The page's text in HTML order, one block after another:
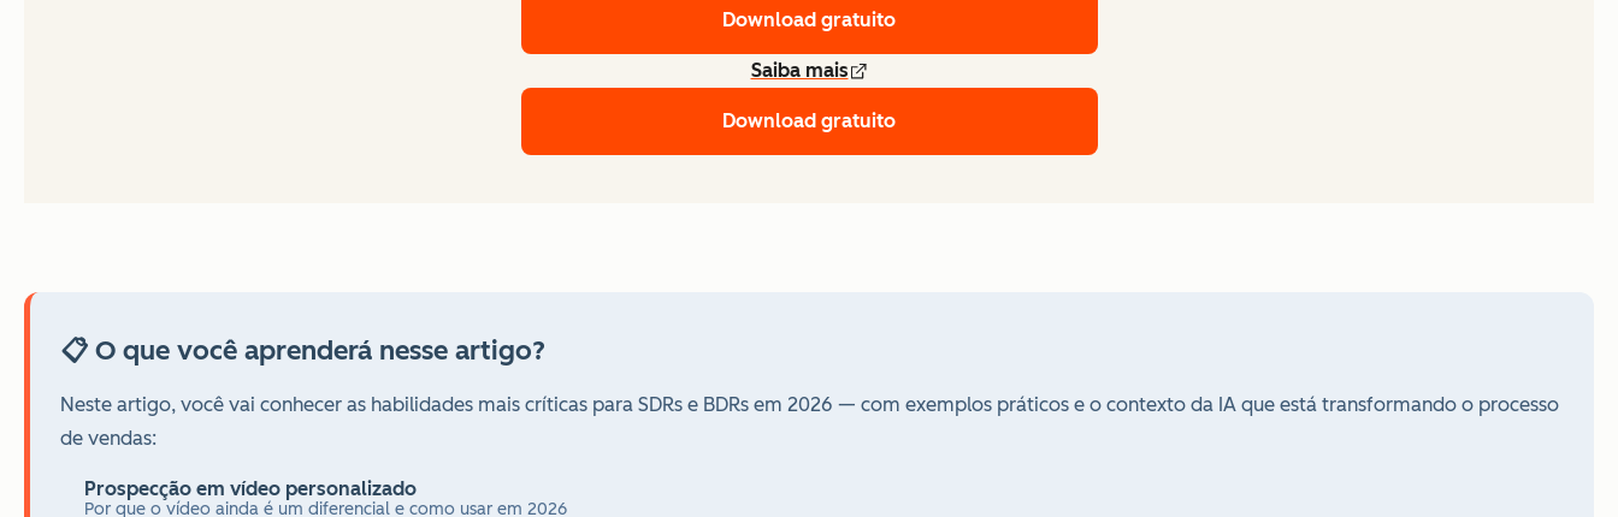
Download gratuito
Saiba mais
Download gratuito
📋 O que você aprenderá nesse artigo?
Neste artigo, você vai conhecer as habilidades mais críticas para SDRs e BDRs em 2026 — com exemplos práticos e o contexto da IA que está transformando o processo
de vendas:
Prospecção em vídeo personalizado
Por que o vídeo ainda é um diferencial e como usar em 2026